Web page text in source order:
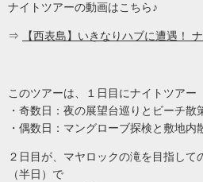
ナイトツアーの動画はこちら♪
⇒ 【西表島】いきなりハブに遭遇！
このツアーは、１日目にナイトツアー
・奇数日：夜の展望台巡りとビーチ散
・偶数日：マングローブ探検と敷地内
２日目が、マヤロックの滝を目指して
（半日）で